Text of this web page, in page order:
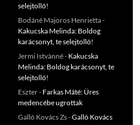
selejtolló!
Bodáné Majoros Henrietta-
Kakucska Melinda: Boldog
karácsonyt, te selejtolló!
Jermi Istvànné- Kakucska
Melinda: Boldog karácsonyt, te
selejtolló!
Eszter- Farkas Máté: Üres
medencébe ugrottak
Galló Kovács Zs-Galló Kovács